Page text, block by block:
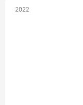
2022